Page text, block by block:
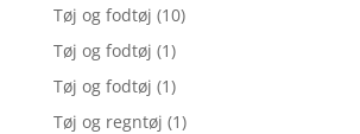
Tøj og fodtøj (10)
Tøj og fodtøj (1)
Tøj og fodtøj (1)
Tøj og regntøj (1)